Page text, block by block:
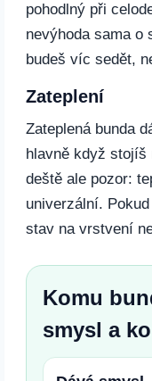
pohodlný při
nevýhoda sama
budeš víc sedět,
Zateplení
Zateplená bunda
hlavně když stojíš
deště ale pozor:
univerzální.
stav na vrstvení
Komu
smysl a